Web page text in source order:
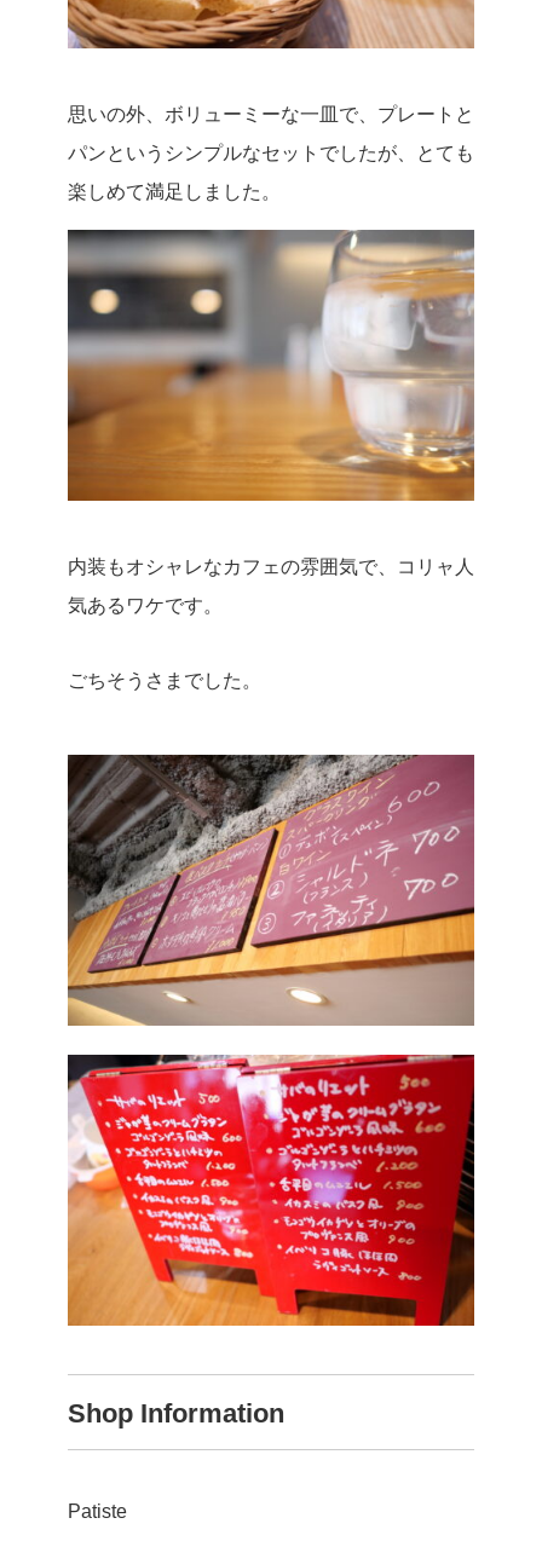
思いの外、ボリューミーな一皿で、プレートと
パンというシンプルなセットでしたが、とても
楽しめて満足しました。
内装もオシャレなカフェの雰囲気で、コリャ人
気あるワケです。
ごちそうさまでした。
Shop Information
Patiste